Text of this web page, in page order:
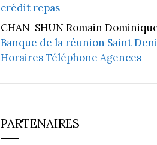
crédit repas
CHAN-SHUN Romain
Banque de la réunion Saint
Horaires Téléphone Agences
PARTENAIRES